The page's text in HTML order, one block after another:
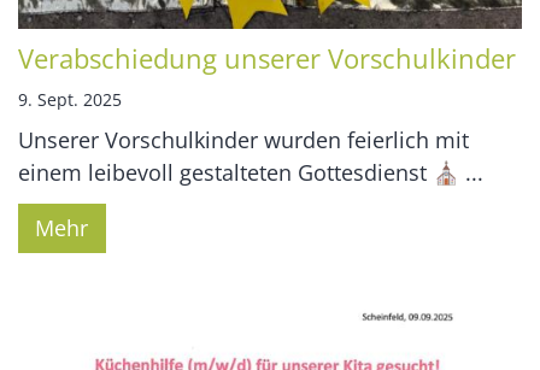
Verabschiedung unserer Vorschulkinder
9. Sept. 2025
Unserer Vorschulkinder wurden feierlich mit
einem leibevoll gestalteten Gottesdienst ⛪ ...
Mehr